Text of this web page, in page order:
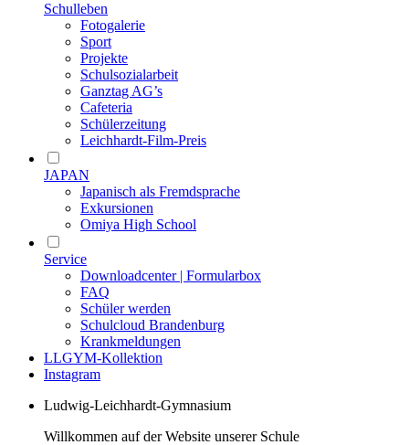
Schulleben
Fotogalerie
Sport
Projekte
Schulsozialarbeit
Ganztag AG’s
Cafeteria
Schülerzeitung
Leichhardt-Film-Preis
JAPAN
Japanisch als Fremdsprache
Exkursionen
Omiya High School
Service
Downloadcenter | Formularbox
FAQ
Schüler werden
Schulcloud Brandenburg
Krankmeldungen
LLGYM-Kollektion
Instagram
Ludwig-Leichhardt-Gymnasium
Willkommen auf der Website unserer Schule